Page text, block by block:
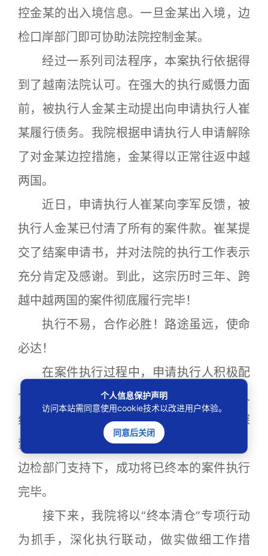
控金某的出入境信息。一旦金某出入境，边
检口岸部门即可协助法院控制金某。
经过一系列司法程序，本案执行依据得
到了越南法院认可。在强大的执行威慑力面
前，被执行人金某主动提出向申请执行人崔
某履行债务。我院根据申请执行人申请解除
了对金某边控措施，金某得以正常往返中越
两国。
近日，申请执行人崔某向李军反馈，被
执行人金某已付清了所有的案件款。崔某提
交了结案申请书，并对法院的执行工作表示
充分肯定及感谢。到此，这宗历时三年、跨
越中越两国的案件彻底履行完毕！
执行不易，合作必胜！路途虽远，使命
必达！
在案件执行过程中，申请执行人积极配
合法院执行工作，积极提供和挖掘被执行人
线索。我院执行局法官穷尽措施，勇于探
索，充分利用域外协作机制，在公安机关、
边检部门支持下，成功将已终本的案件执行
完毕。
接下来，我院将以“终本清仓”专项行动
为抓手，深化执行联动，做实做细工作措
个人信息保护声明
访问本站需同意使用cookie技术以改进用户体验。
同意后关闭